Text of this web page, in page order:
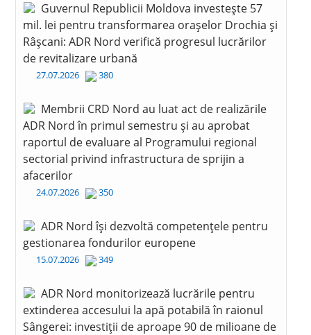
Guvernul Republicii Moldova investește 57
mil. lei pentru transformarea orașelor Drochia și
Râșcani: ADR Nord verifică progresul lucrărilor
de revitalizare urbană
27.07.2026 380
Membrii CRD Nord au luat act de realizările
ADR Nord în primul semestru și au aprobat
raportul de evaluare al Programului regional
sectorial privind infrastructura de sprijin a
afacerilor
24.07.2026 350
ADR Nord își dezvoltă competențele pentru
gestionarea fondurilor europene
15.07.2026 349
ADR Nord monitorizează lucrările pentru
extinderea accesului la apă potabilă în raionul
Sângerei: investiții de aproape 90 de milioane de